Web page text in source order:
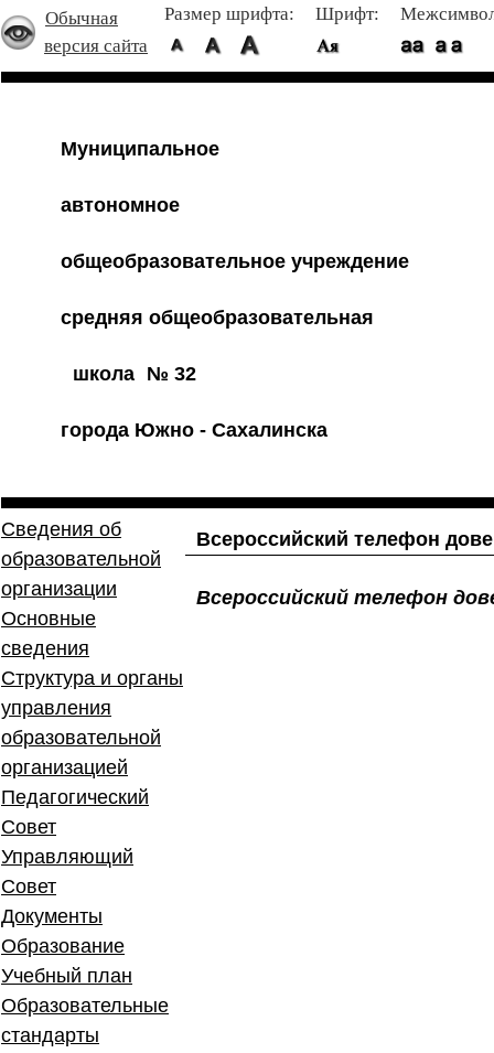
Обычная
версия сайта
Размер шрифта: Шрифт:
Муниципальное
автономное
общеобразовательное учреждение
средняя общеобразовательная
школа № 32
города Южно - Сахалинска
Сведения об
образовательной
организации
Основные
сведения
Структура и органы
управления
образовательной
организацией
Педагогический
Совет
Управляющий
Совет
Документы
Образование
Учебный план
Образовательные
стандарты
Всероссийский телефон
Всероссийский телефон